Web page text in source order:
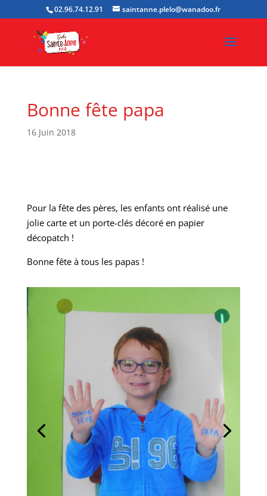
02.96.74.12.91 saintanne.plelo@wanadoo.fr
Bonne fête papa
16 Juin 2018
Pour la fête des pères, les enfants ont réalisé une
jolie carte et un porte-clés décoré en papier
décopatch !
Bonne fête à tous les papas !